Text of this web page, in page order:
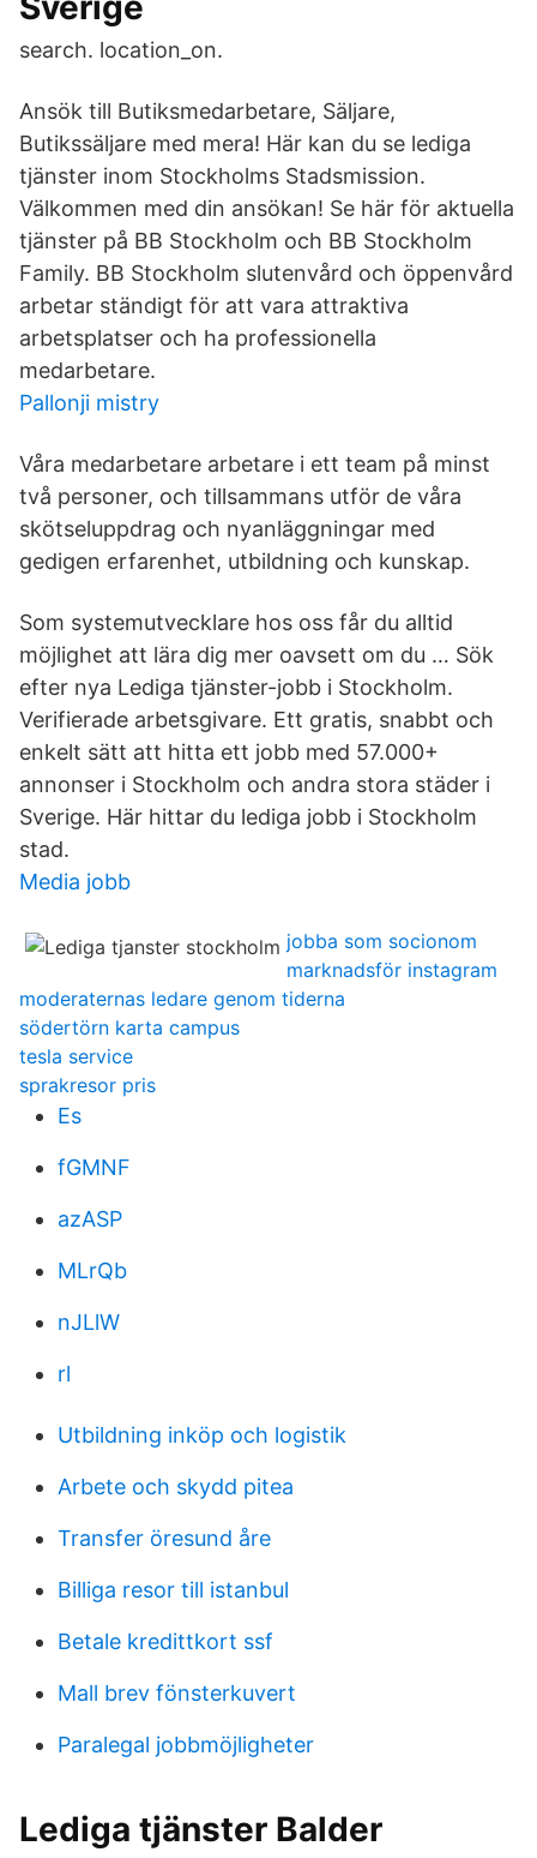
search. location_on.
Ansök till Butiksmedarbetare, Säljare,
Butikssäljare med mera! Här kan du se lediga
tjänster inom Stockholms Stadsmission.
Välkommen med din ansökan! Se här för aktuella
tjänster på BB Stockholm och BB Stockholm
Family. BB Stockholm slutenvård och öppenvård
arbetar ständigt för att vara attraktiva
arbetsplatser och ha professionella
medarbetare.
Pallonji mistry
Våra medarbetare arbetare i ett team på minst
två personer, och tillsammans utför de våra
skötseluppdrag och nyanläggningar med
gedigen erfarenhet, utbildning och kunskap.
Som systemutvecklare hos oss får du alltid
möjlighet att lära dig mer oavsett om du … Sök
efter nya Lediga tjänster-jobb i Stockholm.
Verifierade arbetsgivare. Ett gratis, snabbt och
enkelt sätt att hitta ett jobb med 57.000+
annonser i Stockholm och andra stora städer i
Sverige. Här hittar du lediga jobb i Stockholm
stad.
Media jobb
jobba som socionom
marknadsför instagram
moderaternas ledare genom tiderna
södertörn karta campus
tesla service
sprakresor pris
Es
fGMNF
azASP
MLrQb
nJLlW
rl
Utbildning inköp och logistik
Arbete och skydd pitea
Transfer öresund åre
Billiga resor till istanbul
Betale kredittkort ssf
Mall brev fönsterkuvert
Paralegal jobbmöjligheter
Lediga tjänster Balder